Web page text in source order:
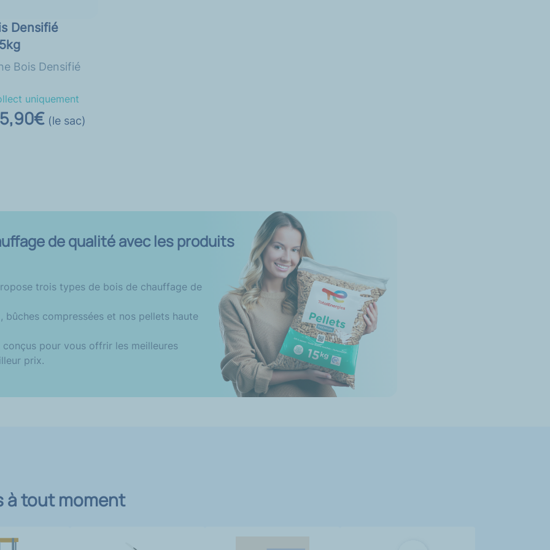
Densifié
Bois Densifié
uniquement
5,90€ (le sac)
de qualité avec les produits
trois types de bois de chauffage de
bûches compressées et nos pellets haute
pour vous offrir les meilleures
prix.
à tout moment